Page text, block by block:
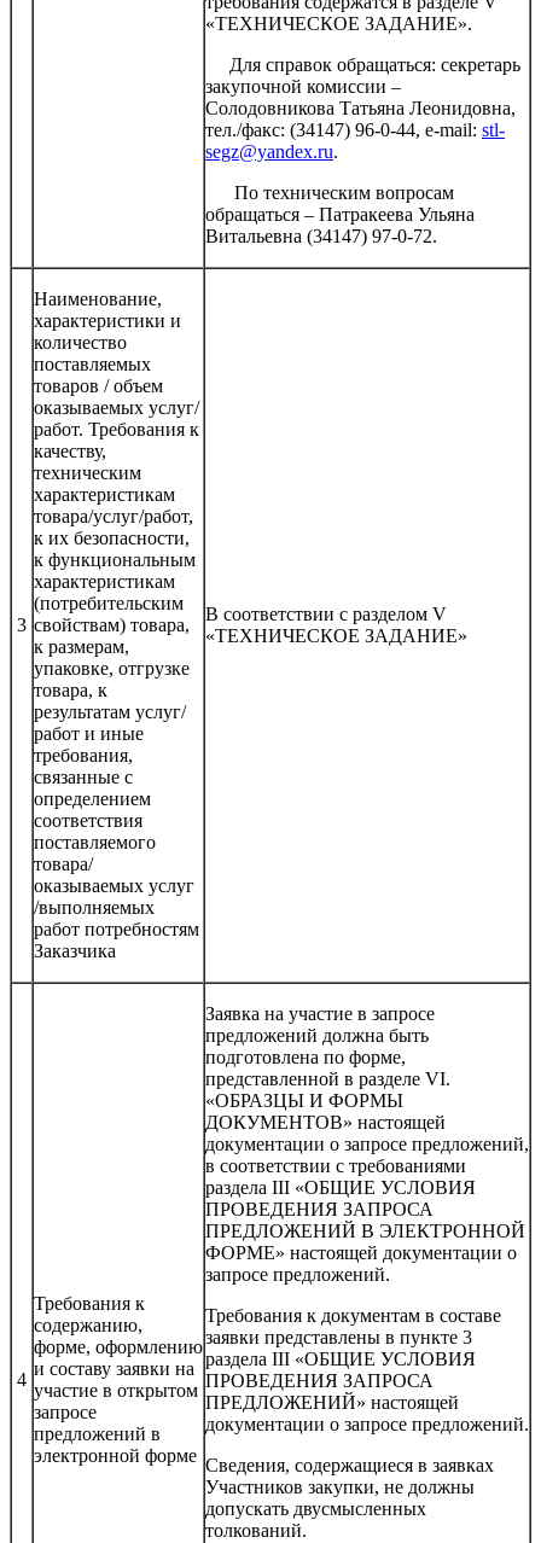
«ТЕХНИЧЕСКОЕ ЗАДАНИЕ».
Для справок обращаться: секретарь
закупочной комиссии –
Солодовникова Татьяна Леонидовна,
тел./факс: (34147) 96-0-44, e-mail: stl-
segz@yandex.ru.
По техническим вопросам
обращаться – Патракеева Ульяна
Витальевна (34147) 97-0-72.
3
Наименование,
характеристики и
количество
поставляемых
товаров / объем
оказываемых услуг/
работ. Требования к
качеству,
техническим
характеристикам
товара/услуг/работ,
к их безопасности,
к функциональным
характеристикам
(потребительским
свойствам) товара,
к размерам,
упаковке, отгрузке
товара, к
результатам услуг/
работ и иные
требования,
связанные с
определением
соответствия
поставляемого
товара/
оказываемых услуг
/выполняемых
работ потребностям
Заказчика
В соответствии с разделом V
«ТЕХНИЧЕСКОЕ ЗАДАНИЕ»
4
Требования к
содержанию,
форме, оформлению
и составу заявки на
участие в открытом
запросе
предложений в
электронной форме
Заявка на участие в запросе
предложений должна быть
подготовлена по форме,
представленной в разделе VI.
«ОБРАЗЦЫ И ФОРМЫ
ДОКУМЕНТОВ» настоящей
документации о запросе предложений,
в соответствии с требованиями
раздела III «ОБЩИЕ УСЛОВИЯ
ПРОВЕДЕНИЯ ЗАПРОСА
ПРЕДЛОЖЕНИЙ В ЭЛЕКТРОННОЙ
ФОРМЕ» настоящей документации о
запросе предложений.
Требования к документам в составе
заявки представлены в пункте 3
раздела III «ОБЩИЕ УСЛОВИЯ
ПРОВЕДЕНИЯ ЗАПРОСА
ПРЕДЛОЖЕНИЙ» настоящей
документации о запросе предложений.
Сведения, содержащиеся в заявках
Участников закупки, не должны
допускать двусмысленных
толкований.